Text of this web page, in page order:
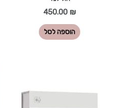
450.00 ₪
הוספה לסל